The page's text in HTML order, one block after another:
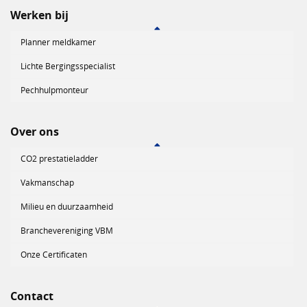
Werken bij
Planner meldkamer
Lichte Bergingsspecialist
Pechhulpmonteur
Over ons
CO2 prestatieladder
Vakmanschap
Milieu en duurzaamheid
Branchevereniging VBM
Onze Certificaten
Contact